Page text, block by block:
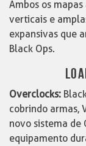
Ambos os
verticais e
expansivas que
Black Ops.
Overclocks:
cobrindo armas,
novo sistema
equipamento